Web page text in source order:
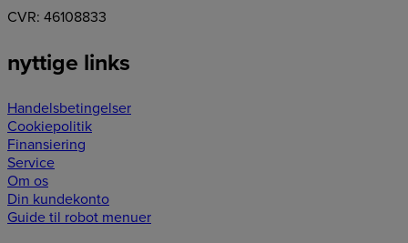
CVR: 46108833
nyttige links
Handelsbetingelser
Cookiepolitik
Finansiering
Service
Om os
Din kundekonto
Guide til robot menuer